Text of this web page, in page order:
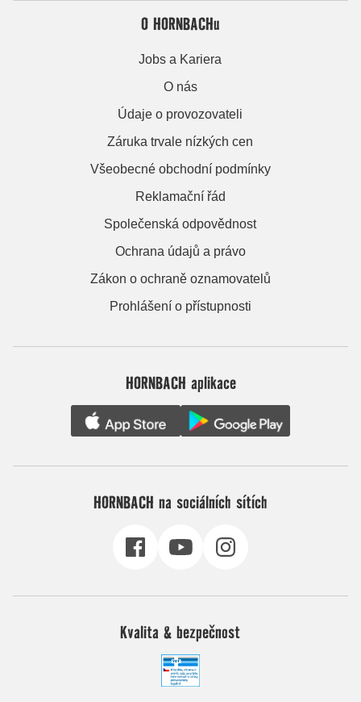
O HORNBACHu
Jobs a Kariera
O nás
Údaje o provozovateli
Záruka trvale nízkých cen
Všeobecné obchodní podmínky
Reklamační řád
Společenská odpovědnost
Ochrana údajů a právo
Zákon o ochraně oznamovatelů
Prohlášení o přístupnosti
HORNBACH aplikace
HORNBACH na sociálních sítích
Kvalita & bezpečnost